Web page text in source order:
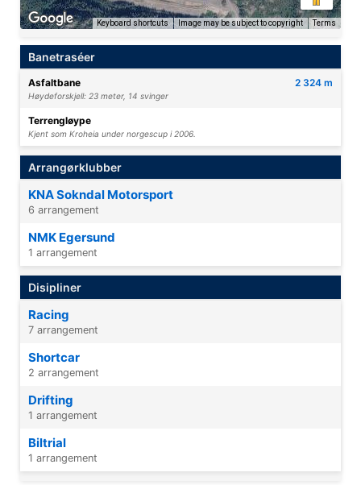
Keyboard shortcuts Image may be subject to copyright Terms
Banetraséer
Asfaltbane 2 324 m
Høydeforskjell: 23 meter, 14 svinger
Terrengløype
Kjent som Kroheia under norgescup i 2006.
Arrangørklubber
KNA Sokndal Motorsport
6 arrangement
NMK Egersund
1 arrangement
Disipliner
Racing
7 arrangement
Shortcar
2 arrangement
Drifting
1 arrangement
Biltrial
1 arrangement